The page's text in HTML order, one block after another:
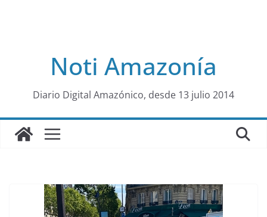
al
Noti Amazonía
Diario Digital Amazónico, desde 13 julio 2014